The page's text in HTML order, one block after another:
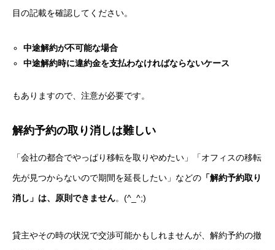
目の記載を確認してください。
中途解約が不可能な場合
中途解約時に違約金を支払わなければならないケース
もありますので、注意が必要です。
解約予約の取り消しは難しい
「会社の都合でやっぱり移転を取りやめたい」「オフィスの移転
先が見つからないので期間を延長したい」などの 「解約予約取り
消し」は、原則できません。(^_^;)
貸主やその時の状況で交渉可能かもしれませんが、解約予約の撤